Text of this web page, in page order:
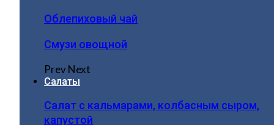
Облепиховый чай
Смузи овощной
PrevNext
Салаты
Салат с кальмарами, колбасным сыром,
капустой